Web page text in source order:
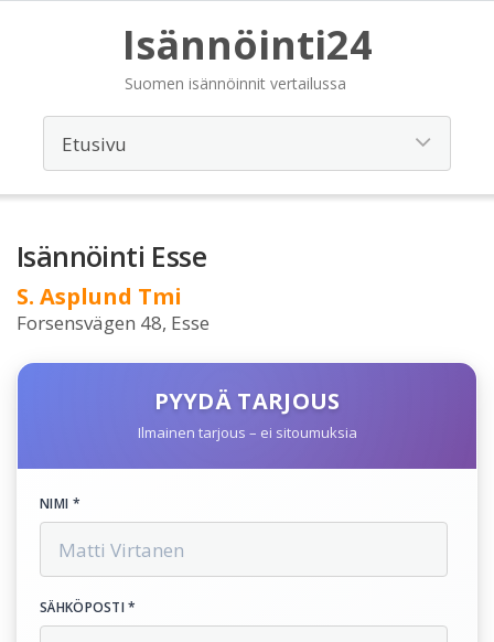
Isännöinti24
Suomen isännöinnit vertailussa
Isännöinti Esse
S. Asplund Tmi
Forsensvägen 48, Esse
PYYDÄ TARJOUS
Ilmainen tarjous – ei sitoumuksia
NIMI *
SÄHKÖPOSTI *